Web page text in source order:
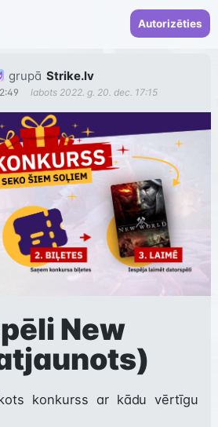
Autorizēties
grupā Strike.lv
labots 2022. g. 20. dec. 17:15
New
konkurss ar kādu vērtīgu